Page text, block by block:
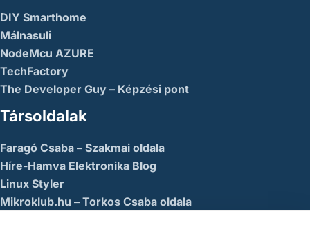
DIY Smarthome
Málnasuli
NodeMcu AZURE
TechFactory
The Developer Guy – Képzési pont
Társoldalak
Faragó Csaba – Szakmai oldala
Híre-Hamva Elektronika Blog
Linux Styler
Mikroklub.hu – Torkos Csaba oldala